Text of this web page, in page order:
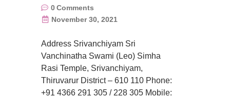
0Comments
November 30, 2021
Address Srivanchiyam Sri
Vanchinatha Swami (Leo) Simha
Rasi Temple, Srivanchiyam,
Thiruvarur District – 610 110 Phone:
+91 4366 291 305 / 228 305 Mobile: